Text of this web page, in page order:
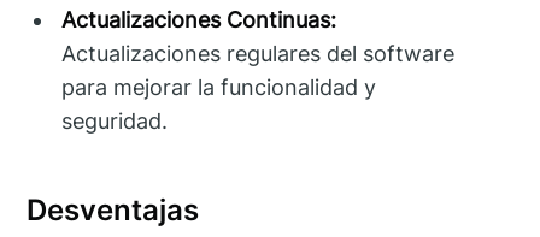
Actualizaciones Continuas:
Actualizaciones regulares del software
para mejorar la funcionalidad y
seguridad.
Desventajas